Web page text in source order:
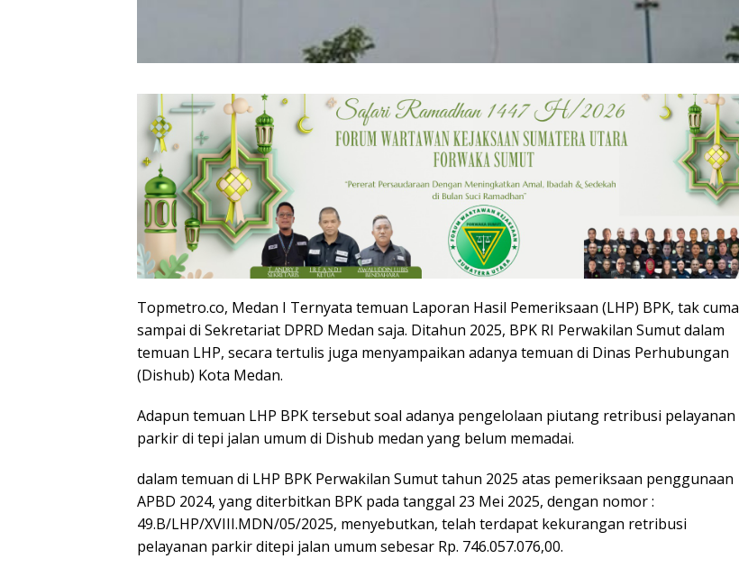
Topmetro.co, Medan I Ternyata temuan Laporan Hasil Pemeriksaan (LHP) BPK, tak cuma
sampai di Sekretariat DPRD Medan saja. Ditahun 2025, BPK RI Perwakilan Sumut dalam
temuan LHP, secara tertulis juga menyampaikan adanya temuan di Dinas Perhubungan
(Dishub) Kota Medan.
Adapun temuan LHP BPK tersebut soal adanya pengelolaan piutang retribusi pelayanan
parkir di tepi jalan umum di Dishub medan yang belum memadai.
dalam temuan di LHP BPK Perwakilan Sumut tahun 2025 atas pemeriksaan penggunaan
APBD 2024, yang diterbitkan BPK pada tanggal 23 Mei 2025, dengan nomor :
49.B/LHP/XVIII.MDN/05/2025, menyebutkan, telah terdapat kekurangan retribusi
pelayanan parkir ditepi jalan umum sebesar Rp. 746.057.076,00.